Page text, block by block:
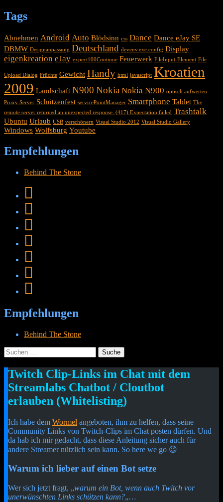
Tags
Abnehmen Android Auto Blödsinn css Dance Dance eJay SE
DBMW Designanpassung Deutschland devenv.exe.config Display
eigenkreation eJay expect100Continue Feuerwerk FileInput-Element File
Upload Dialog Früchte Gewicht Handy html javascript Kroatien
2009 Landschaft N900 Nokia Nokia N900 optisch aufwerten
Proxy Server Schützenfest servicePointManager Smartphone Tablet The
remote server returned an unexpected response: (417) Expectation failed Trashtalk
Ubuntu Urlaub USB verschönern Visual Studio 2012 Visual Studio Gallery
Windows Wolfsburg Youtube
Empfehlungen
Behind The Stone
Empfehlungen
Behind The Stone
Suche
nach:
Cetheus Blog
Twitch Clip-Links im Chat mit dem
Streamlabs Chatbot / Cloutbot
erlauben (Whitelisting)
Ich habe dem Wormel angeboten, ihm zu helfen, dass seine
Community Links von Twitch-Clips im Chat posten dürfen. Und
da hab ich mir gedacht, dass diese Anleitung sicher auch für
andere Streamer nützlich sein kann. So here we go 😉
Warum ich lieber auf einen Bot setze
Wer sich jetzt fragt, „warum ein Bot, wenn auch Twitch vor
unerwünschten Links schützen kann?„…